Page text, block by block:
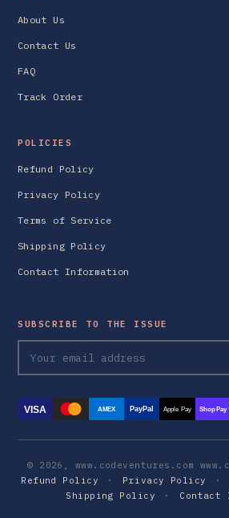
About Us
Contact Us
FAQ
Track Order
POLICIES
Refund Policy
Privacy Policy
Terms of Service
Shipping Policy
Contact Information
SUBSCRIBE TO THE ISSUE
VISA AMEX PayPal Apple Pay Shop Pay
© 2026, www.codeventures.com
Refund Policy
· Privacy Policy ·
Shipping Policy
· Contact